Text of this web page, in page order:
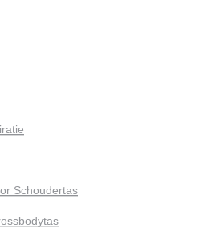
Schoudertas